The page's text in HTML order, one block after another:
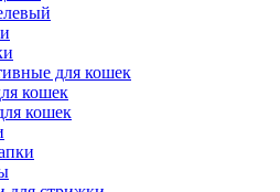
для кошек
кошек
кошек